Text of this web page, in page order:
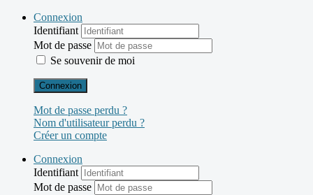
Connexion
Identifiant
Mot de passe
Se souvenir de moi
Connexion
Mot de passe perdu ?
Nom d'utilisateur perdu ?
Créer un compte
Connexion
Identifiant
Mot de passe